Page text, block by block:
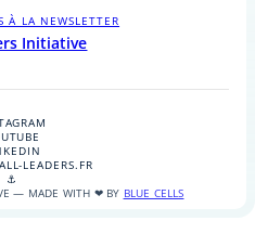
À LA NEWSLETTER
Initiative
LEADERS.FR
⚓
— MADE WITH ❤ BY BLUE CELLS